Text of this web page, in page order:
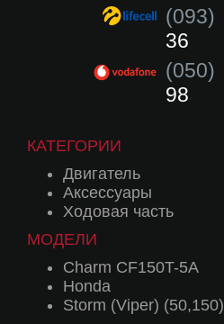
(093)
36
(050)
98
КАТЕГОРИИ
Двигатель
Аксессуары
Ходовая часть
МОДЕЛИ
Charm CF150T-5A
Honda
Storm (Viper) (50,150)